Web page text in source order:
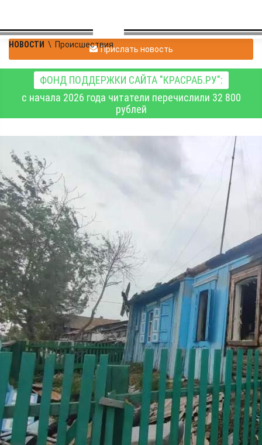
НОВОСТИ \ ПроисшествияПрислать новость
ФОНД ПОДДЕРЖКИ САЙТА "КРАСРАБ.РУ":
с начала 2026 года читатели перечислили 32 800
рублей
Пьяный житель
Назаровского округа
хотел сжечь вместе с
домом четверых своих
детей
Происшествия
16.06.2026 16:14510
1